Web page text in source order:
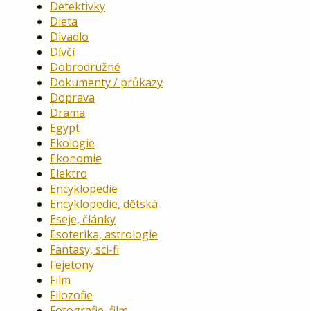
Detektivky
Dieta
Divadlo
Dívčí
Dobrodružné
Dokumenty / průkazy
Doprava
Drama
Egypt
Ekologie
Ekonomie
Elektro
Encyklopedie
Encyklopedie, dětská
Eseje, články
Esoterika, astrologie
Fantasy, sci-fi
Fejetony
Film
Filozofie